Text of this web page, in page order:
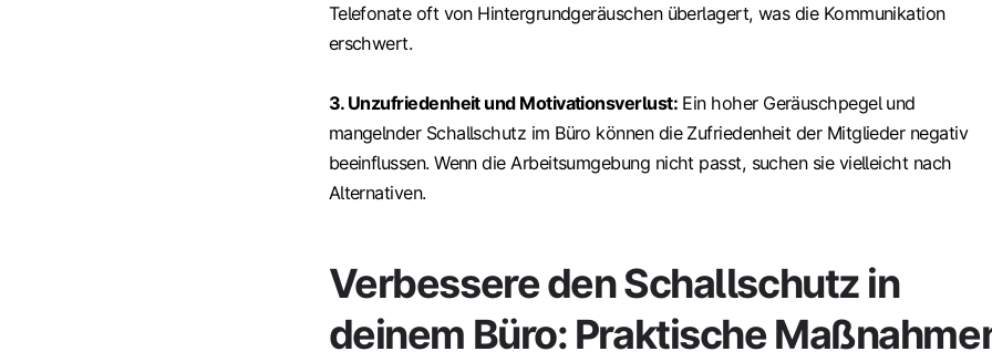
Telefonate oft von Hintergrundgeräuschen überlagert, was die Kommunikation
erschwert.
3. Unzufriedenheit und Motivationsverlust:Ein hoher Geräuschpegel und
mangelnder Schallschutz im Büro können die Zufriedenheit der Mitglieder negativ
beeinflussen. Wenn die Arbeitsumgebung nicht passt, suchen sie vielleicht nach
Alternativen.
Verbessere den Schallschutz in
deinem Büro: Praktische